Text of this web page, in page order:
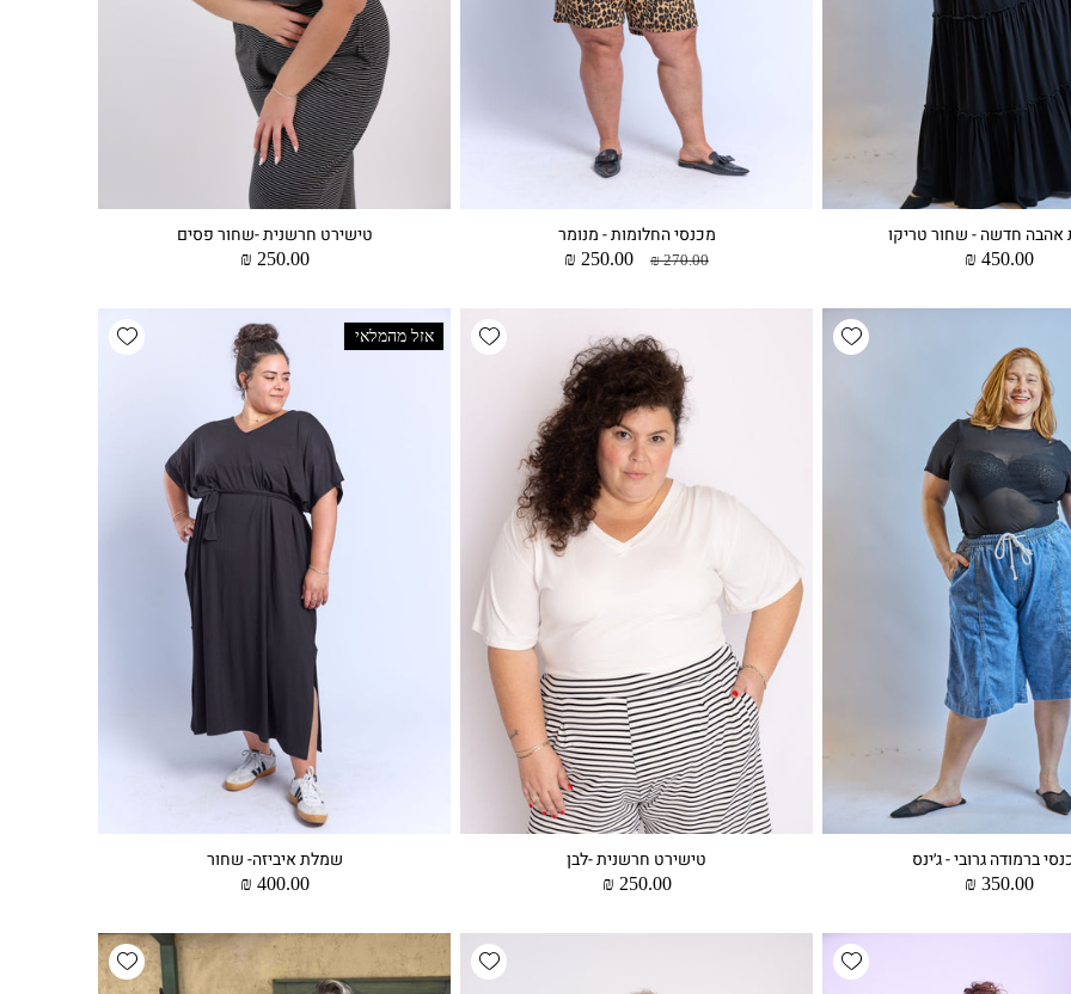
חדשה - שחור טריקו
מחיר
450.00 ₪
מכנסי החלומות - מנומר
מחיר
270.00 ₪
מחיר
250.00 ₪
טישירט חרשנית -שחור פסים
מחיר
250.00 ₪
Add wishlist
ברמודה גרובי - ג׳ינס
מחיר
350.00 ₪
Add wishlist
טישירט חרשנית -לבן
מחיר
250.00 ₪
Add wishlist אזל מהמלאי
שמלת איביזה- שחור
מחיר
400.00 ₪
Add wishlist
Add wishlist
Add wishlist